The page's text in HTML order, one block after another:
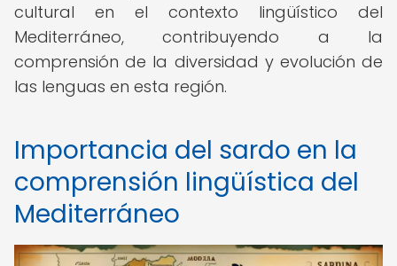
cultural en el contexto lingüístico del
Mediterráneo, contribuyendo a la
comprensión de la diversidad y evolución de
las lenguas en esta región.
Importancia del sardo en la
comprensión lingüística del
Mediterráneo